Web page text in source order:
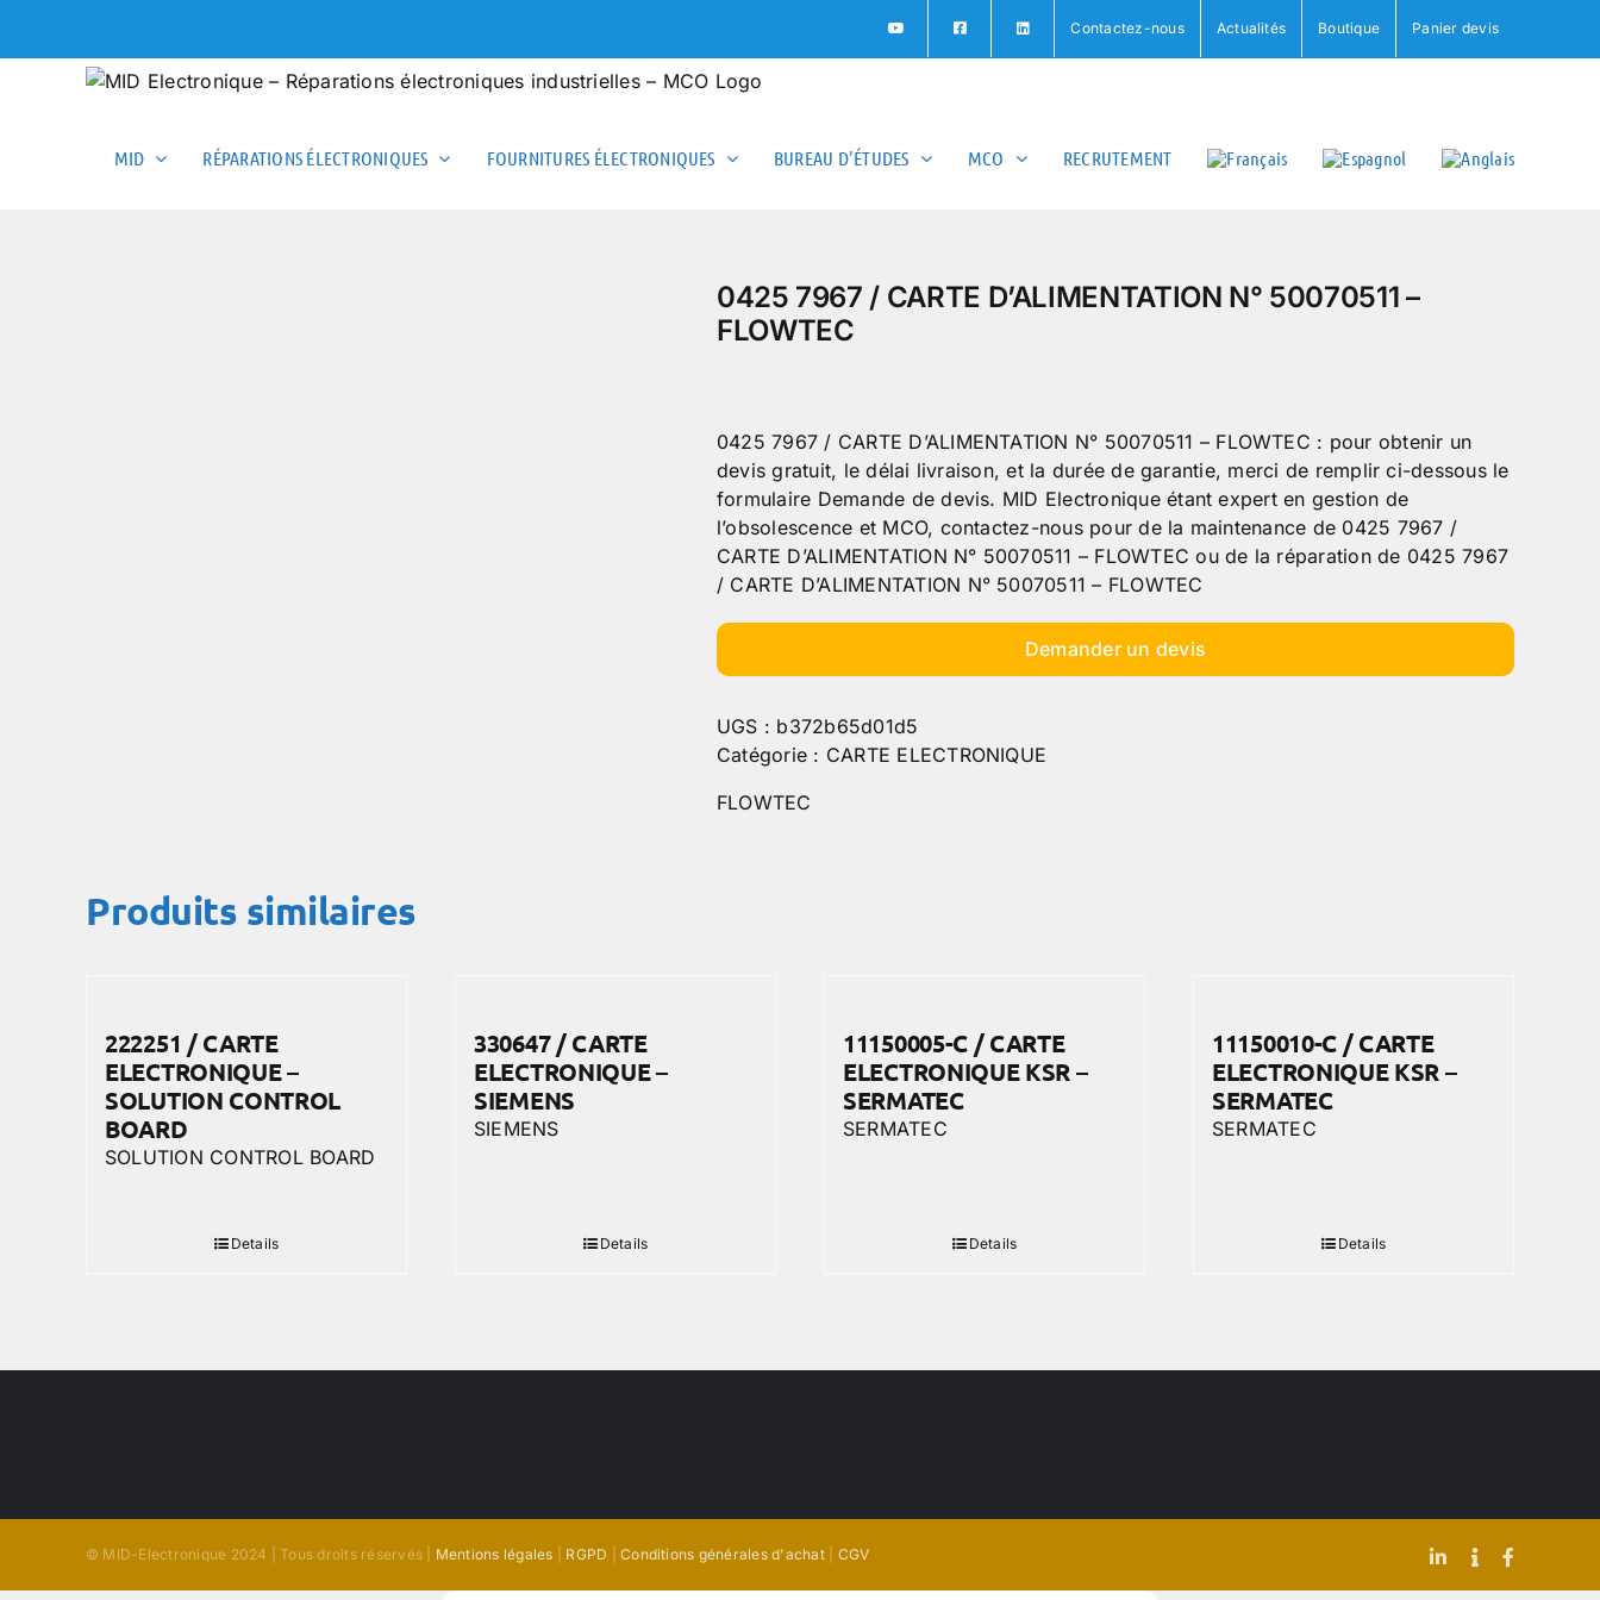
Contactez-nous Actualités Boutique Panier devis
MID RÉPARATIONS ÉLECTRONIQUES FOURNITURES ÉLECTRONIQUES BUREAU D’ÉTUDES MCO RECRUTEMENT
0425 7967 / CARTE D’ALIMENTATION N° 50070511 –
FLOWTEC
0425 7967 / CARTE D’ALIMENTATION N° 50070511 – FLOWTEC : pour obtenir un
devis gratuit, le délai livraison, et la durée de garantie, merci de remplir ci-dessous le
formulaire Demande de devis. MID Electronique étant expert en gestion de
l’obsolescence et MCO, contactez-nous pour de la maintenance de 0425 7967 /
CARTE D’ALIMENTATION N° 50070511 – FLOWTEC ou de la réparation de 0425 7967
/ CARTE D’ALIMENTATION N° 50070511 – FLOWTEC
Demander un devis
UGS : b372b65d01d5
Catégorie : CARTE ELECTRONIQUE
FLOWTEC
Produits similaires
222251 / CARTE
ELECTRONIQUE –
SOLUTION CONTROL
BOARD
SOLUTION CONTROL BOARD
Details
330647 / CARTE
ELECTRONIQUE –
SIEMENS
SIEMENS
Details
11150005-C / CARTE
ELECTRONIQUE KSR –
SERMATEC
SERMATEC
Details
11150010-C / CARTE
ELECTRONIQUE KSR –
SERMATEC
SERMATEC
Details
© MID-Electronique 2024 | Tous droits réservés | Mentions légales RGPD |Conditions générales d'achat| CGV LinkedIn
Indeed